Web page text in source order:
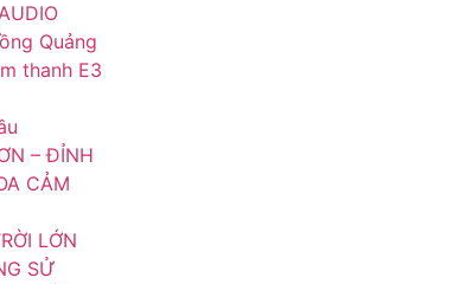
Quảng
thanh E3
– ĐỈNH
CẢM
LỚN
SỬ